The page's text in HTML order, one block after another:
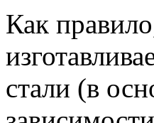
Как
стали (в